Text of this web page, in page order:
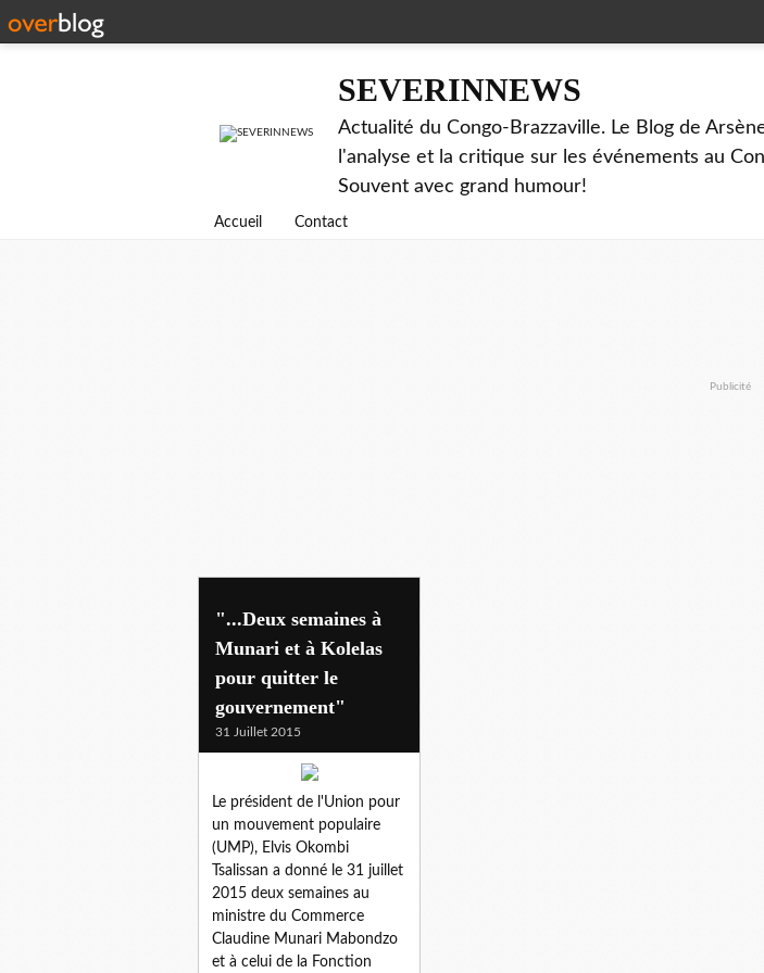
SEVERINNEWS
Actualité du Congo-Brazzaville. Le Blog de
l'analyse et la critique sur les événements au
Souvent avec grand humour!
Accueil Contact
Publicité
ump
"...Deux semaines à
Munari et à Kolelas
pour quitter le
gouvernement"
31 Juillet 2015
Le président de l'Union pour
un mouvement populaire
(UMP), Elvis Okombi
Tsalissan a donné le 31 juillet
2015 deux semaines au
ministre du Commerce
Claudine Munari Mabondzo
et à celui de la Fonction